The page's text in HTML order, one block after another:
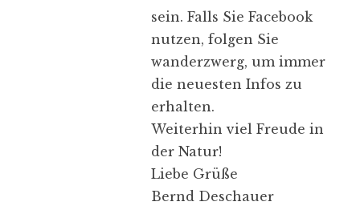
sein. Falls Sie Facebook
nutzen, folgen Sie
wanderzwerg, um immer
die neuesten Infos zu
erhalten.
Weiterhin viel Freude in
der Natur!
Liebe Grüße
Bernd Deschauer